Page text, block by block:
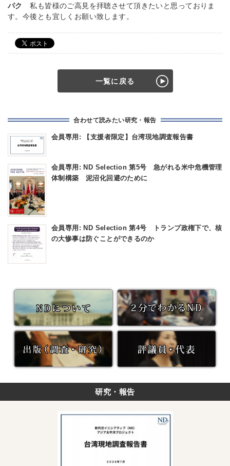
パク
私も皆様のご高見を拝聴させて頂きたいと思っておりま
す。今後とも宜しくお願い致します。
一覧に戻る
合わせて読みたい研究・報告
会員専用: 【支援者限定】台湾現地調査報告書
会員専用: ND Selection 第5号 急がれる米中危機管理
体制構築 泥沼化回避のために
会員専用: ND Selection 第4号 トランプ政権下で、核
の大惨事は防ぐことができるのか
研究・報告